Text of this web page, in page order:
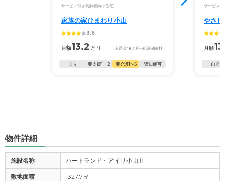
サービス付き高齢者向け住宅
家族の家ひまわり小山
3.6
月額13.2万円 (入居金18万円 +介護保険料)
自立 要支援1・2 要介護1〜5 認知症可
サービス付
やさ
月額
自立
物件詳細
施設名称 ハートランド・アイリ小山Ⅱ
敷地面積 1327.7㎡